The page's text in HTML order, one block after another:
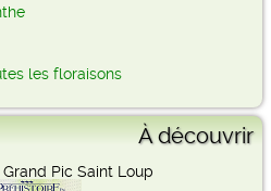
les floraisons
À découvrir
Pic Saint Loup